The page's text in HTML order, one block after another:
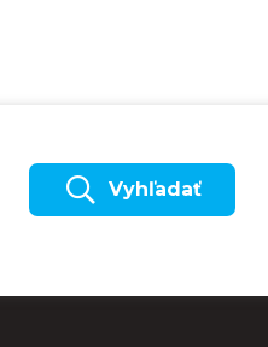
Vyhľadať